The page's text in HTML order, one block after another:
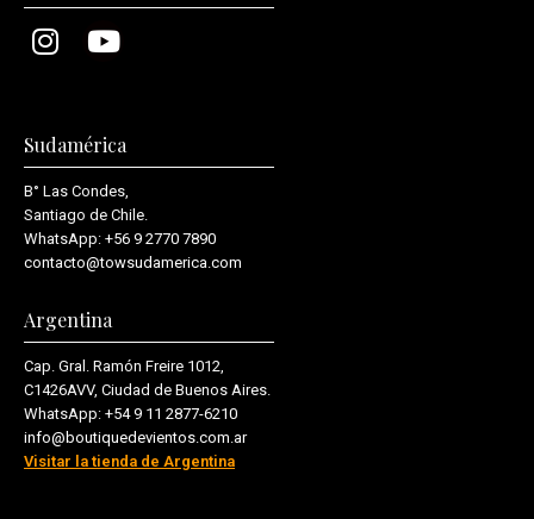
Sudamérica
B° Las Condes,
Santiago de Chile.
WhatsApp: +56 9 2770 7890
contacto@towsudamerica.com
Argentina
Cap. Gral. Ramón Freire 1012,
C1426AVV, Ciudad de Buenos Aires.
WhatsApp: +54 9 11 2877-6210
info@boutiquedevientos.com.ar
Visitar la tienda de Argentina